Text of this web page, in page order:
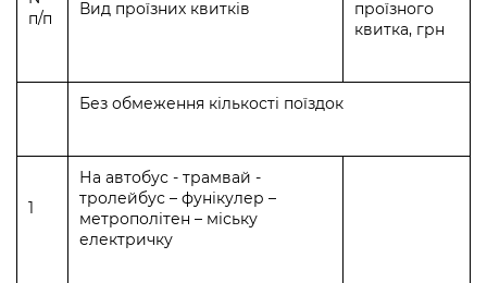
п/п
Вид проїзних квитків
проїзного
квитка, грн
Без обмеження кількості поїздок
1
На автобус - трамвай -
тролейбус – фунікулер –
метрополітен – міську
електричку